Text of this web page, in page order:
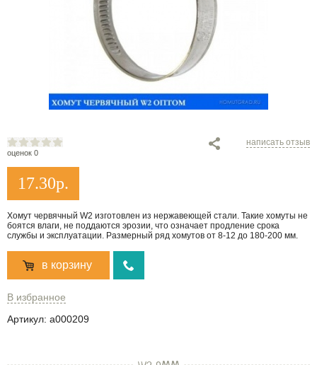
оценок 0
написать отзыв
17.30р.
Хомут червячный W2 изготовлен из нержавеющей стали. Такие хомуты не
боятся влаги, не поддаются эрозии, что означает продление срока
службы и эксплуатации. Размерный ряд хомутов от 8-12 до 180-200 мм.
в корзину
В избранное
Артикул: a000209